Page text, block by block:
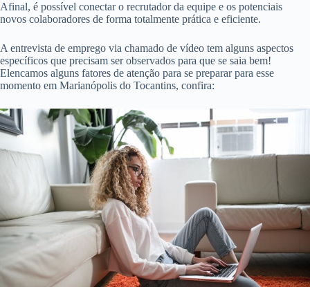
Afinal, é possível conectar o recrutador da equipe e os potenciais
novos colaboradores de forma totalmente prática e eficiente.
A entrevista de emprego via chamado de vídeo tem alguns aspectos
específicos que precisam ser observados para que se saia bem!
Elencamos alguns fatores de atenção para se preparar para esse
momento em Marianópolis do Tocantins, confira: